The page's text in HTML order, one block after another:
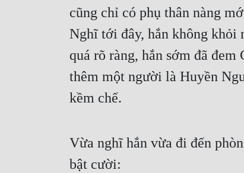
cũng chỉ có phụ thân nàng
Nghĩ tới đây, hắn không khỏi
quá rõ ràng, hắn sớm đã
thêm một người là Huyền
kềm chế.
Vừa nghĩ hắn vừa đi đến
bật cười: